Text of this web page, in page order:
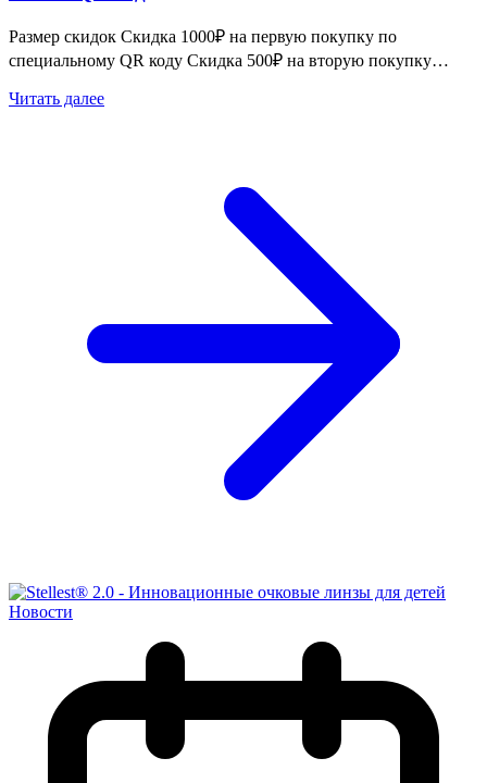
Размер скидок Скидка 1000₽ на первую покупку по
специальному QR коду Скидка 500₽ на вторую покупку…
Читать далее
Новости